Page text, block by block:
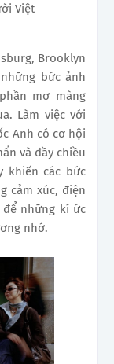
Việt
Brooklyn
bức ảnh
mơ màng
Làm việc với
Anh có cơ hội
và đầy chiều
khiến các bức
cảm xúc, điện
những kí ức
nhớ.